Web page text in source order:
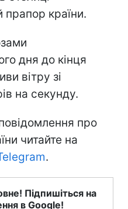
прапор країни.
дня до кінця
вітру зі
на секунду.
про
читайте на
.
Підпишіться на
в Google!